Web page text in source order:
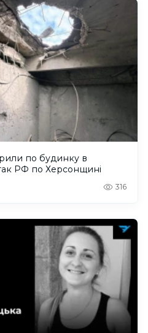
по будинку в
РФ по Херсонщині
316